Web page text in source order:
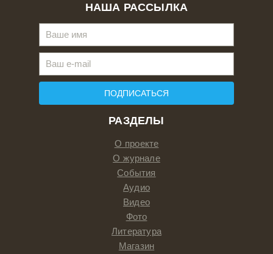
РАЗДЕЛЫ
О проекте
О журнале
События
Аудио
Видео
Фото
Литература
Магазин
НАША РАССЫЛКА
ПОДПИСАТЬСЯ